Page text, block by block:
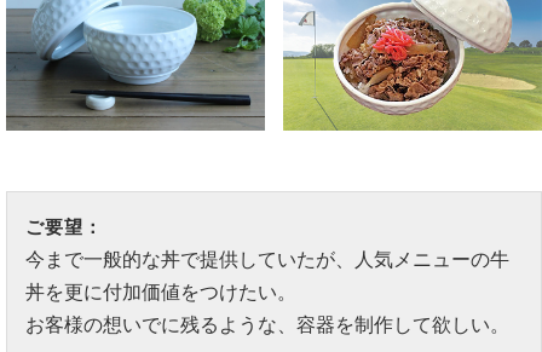
ご要望：
今まで一般的な丼で提供していたが、人気メニューの牛
丼を更に付加価値をつけたい。
お客様の想いでに残るような、容器を制作して欲しい。